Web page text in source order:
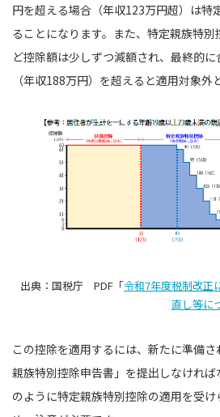
円を超える場合（年収123万円超）は特
ることになります。また、特定親族特
ど控除額は少しずつ減額され、最終的
（年収188万円）を超えると適用対象外
出典：国税庁 PDF「令和7年度税制改正
直し等に
この控除を適用するには、新たに準備
親族特別控除申告書」を提出しなけれ
のように特定親族特別控除の適用を受